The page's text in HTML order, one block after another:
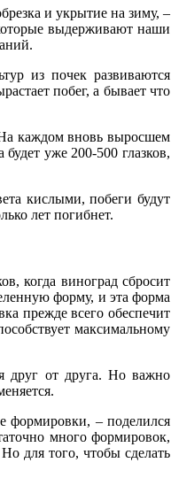
и укрытие на зиму, –
выдерживают наши
из почек развиваются
побег, а бывает что
каждом вновь выросшем
уже 200-500 глазков,
кислыми, побеги будут
лет погибнет.
когда виноград сбросит
форму, и эта форма
прежде всего обеспечит
максимальному
друг от друга. Но важно
формировки, – поделился
много формировок,
для того, чтобы сделать